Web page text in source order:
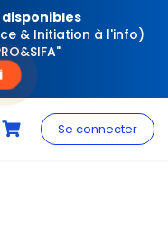
& Initiation à l'info)
Se connecter